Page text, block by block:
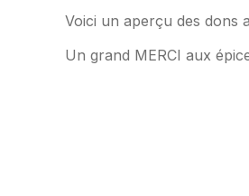
Voici un aperçu des dons
Un grand MERCI aux